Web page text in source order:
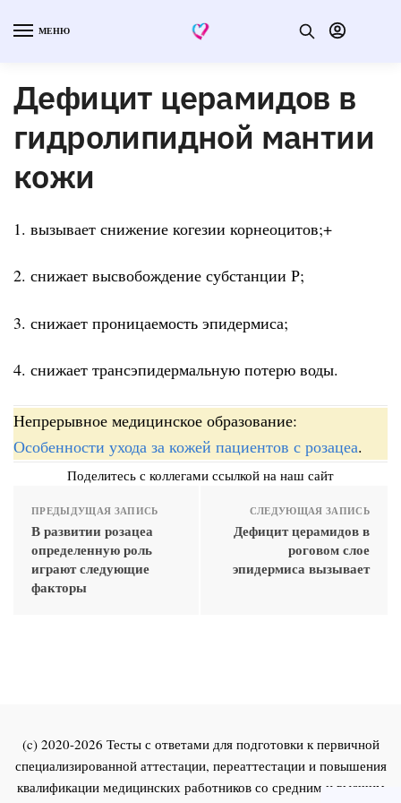
МЕНЮ
Дефицит церамидов в
гидролипидной мантии
кожи
1. вызывает снижение когезии корнеоцитов;+
2. снижает высвобождение субстанции Р;
3. снижает проницаемость эпидермиса;
4. снижает трансэпидермальную потерю воды.
Непрерывное медицинское образование:
Особенности ухода за кожей пациентов с розацеа.
Поделитесь с коллегами ссылкой на наш сайт
ПРЕДЫДУЩАЯ ЗАПИСЬ
В развитии розацеа
определенную роль
играют следующие
факторы
СЛЕДУЮЩАЯ ЗАПИСЬ
Дефицит церамидов в
роговом слое
эпидермиса вызывает
(c) 2020-2026 Тесты с ответами для подготовки к первичной
специализированной аттестации, переаттестации и повышения
квалификации медицинских работников со средним и высшим